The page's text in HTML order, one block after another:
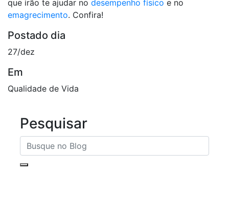
Postado dia
27/dez
Em
Qualidade de Vida
que irão te ajudar no desempenho físico e no
emagrecimento. Confira!
Pesquisar